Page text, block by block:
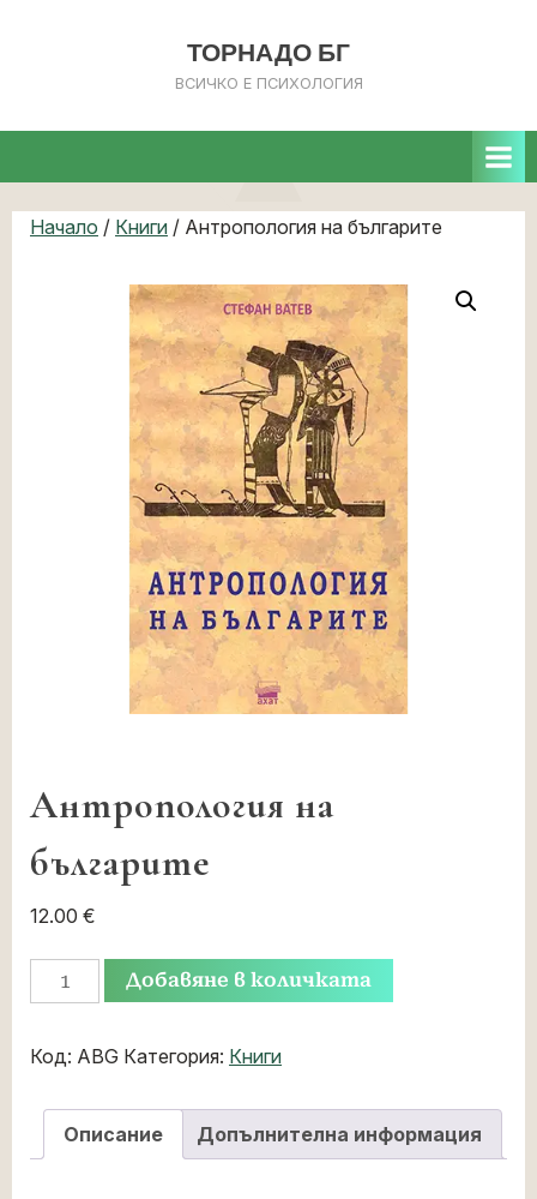
ТОРНАДО БГ
ВСИЧКО Е ПСИХОЛОГИЯ
Начало / Книги / Антропология на българите
Антропология на
българите
12.00 €
Добавяне в количката
Код: ABG Категория: Книги
Описание Допълнителна информация